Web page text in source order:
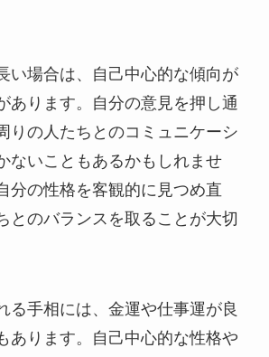
い場合は、自己中心的な傾向が
あります。自分の意見を押し通
りの人たちとのコミュニケーシ
ないこともあるかもしれませ
分の性格を客観的に見つめ直
とのバランスを取ることが大切
る手相には、金運や仕事運が良
あります。自己中心的な性格や